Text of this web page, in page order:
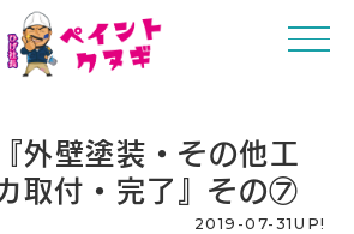
外壁塗装・その他工
取付・完了』その⑦
2019-07-31UP!